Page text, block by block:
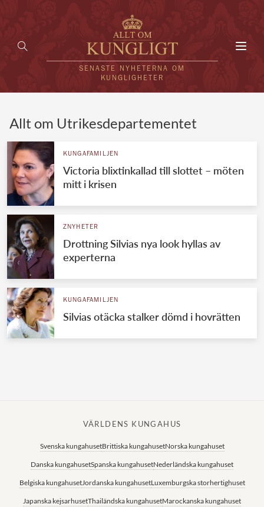
SENASTE NYHETERNA OM
KUNGLIGHETER
UTLÄNDSKT
VÄRLDENS KUNGAHUS
Svenska kungahuset
Brittiska kungahuset
Danska kungahuset
Japanska kejsarhuset
Thailändska kungahuset
Marockanska kungahuset
Monacos furstehus
REDAKTION
Allt om Utrikesdepartementet
KUNGAFAMILJEN
Victoria blixtinkallad till slottet – möten
mitt i krisen
ZNYHETER
Drottning Silvias nya look hyllas av
experterna
KUNGAFAMILJEN
Silvias otäcka stalker dömd i hovrätten
VÄRLDENS KUNGAHUS
Svenska kungahusetBrittiska kungahusetNorska kungahuset
Danska kungahusetSpanska kungahusetNederländska kungahuset
Belgiska kungahusetJordanska kungahusetLuxemburgska storhertighuset
Japanska kejsarhusetThailändska kungahusetMarockanska kungahuset